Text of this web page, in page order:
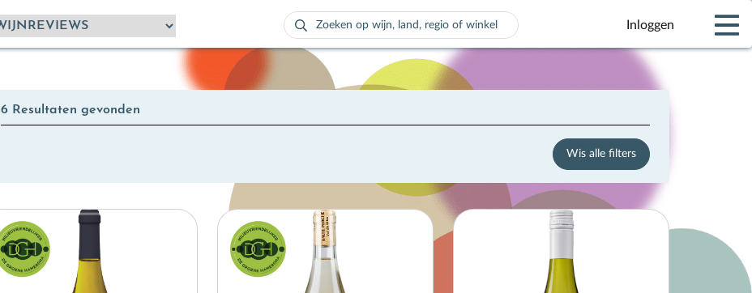
Zoeken
naar:
Als de resultaten voor automatisch aanvullen beschikbaar zijn, gebruik de pijlen
Inloggen
6 Resultaten gevonden
Wis alle filters